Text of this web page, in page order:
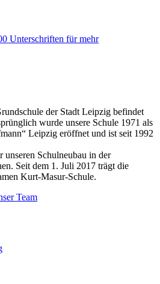
Unterschriften für mehr
der Stadt Leipzig befindet
wurde unsere Schule 1971 als
Leipzig eröffnet und ist seit 1992
Schulneubau in der
Seit dem 1. Juli 2017 trägt die
Kurt-Masur-Schule.
Team